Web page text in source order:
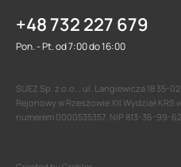
+48 732 227 679
Pon. - Pt. od 7:00 do 16:00
SUEZ Sp. z o.o. , ul. Langiewicza 18 35-
Rejonowy w Rzeszowie XII Wydział
numerem 0000535357, NIP 813-36-99-